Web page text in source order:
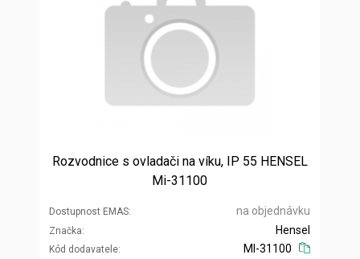
Rozvodnice s ovladači na víku, IP 55 HENSEL
Mi-31100
Dostupnost EMAS na objednávku
Značka
Kód dodavatele
Hensel
MI-31100